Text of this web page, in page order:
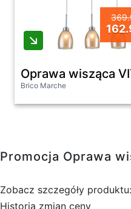
Oprawa wisząca
Brico Marche
Promocja Oprawa
Zobacz szczegóły produktu:
Historia zmian ceny